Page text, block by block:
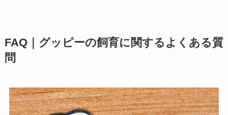
FAQ｜グッピーの飼育に関するよくある質
問